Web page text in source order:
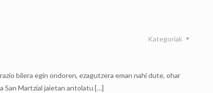
Kategoriak
bilera egin ondoren, ezagutzera eman nahi dute, ohar
San Martzial jaietan antolatu […]